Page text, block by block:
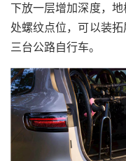
下放一层增加深度，
处螺纹点位，可以装
三台公路自行车。